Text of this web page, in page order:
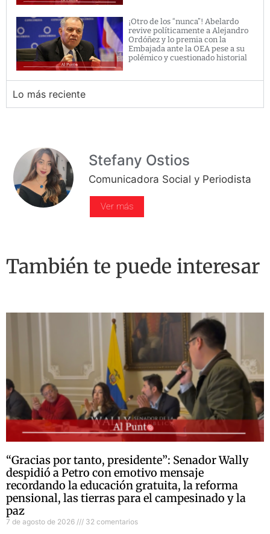
¡Otro de los “nunca”! Abelardo
revive políticamente a Alejandro
Ordóñez y lo premia con la
Embajada ante la OEA pese a su
polémico y cuestionado historial
Lo más reciente
Stefany Ostios
Comunicadora Social y Periodista
Ver más
También te puede interesar
“Gracias por tanto, presidente”: Senador Wally
despidió a Petro con emotivo mensaje
recordando la educación gratuita, la reforma
pensional, las tierras para el campesinado y la
paz
7 de agosto de 2026 32 comentarios